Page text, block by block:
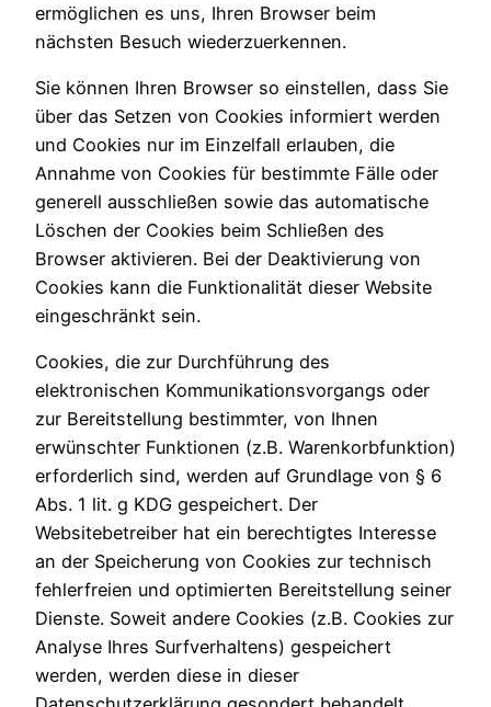
ermöglichen es uns, Ihren Browser beim
nächsten Besuch wiederzuerkennen.
Sie können Ihren Browser so einstellen, dass Sie
über das Setzen von Cookies informiert werden
und Cookies nur im Einzelfall erlauben, die
Annahme von Cookies für bestimmte Fälle oder
generell ausschließen sowie das automatische
Löschen der Cookies beim Schließen des
Browser aktivieren. Bei der Deaktivierung von
Cookies kann die Funktionalität dieser Website
eingeschränkt sein.
Cookies, die zur Durchführung des
elektronischen Kommunikationsvorgangs oder
zur Bereitstellung bestimmter, von Ihnen
erwünschter Funktionen (z.B. Warenkorbfunktion)
erforderlich sind, werden auf Grundlage von § 6
Abs. 1 lit. g KDG gespeichert. Der
Websitebetreiber hat ein berechtigtes Interesse
an der Speicherung von Cookies zur technisch
fehlerfreien und optimierten Bereitstellung seiner
Dienste. Soweit andere Cookies (z.B. Cookies zur
Analyse Ihres Surfverhaltens) gespeichert
werden, werden diese in dieser